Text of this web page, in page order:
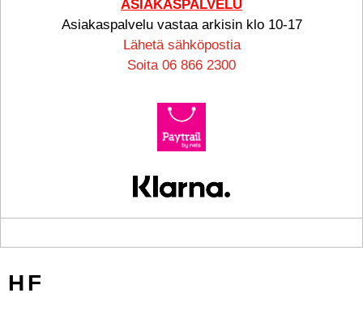
ASIAKASPALVELU
Asiakaspalvelu vastaa arkisin klo 10-17
Lähetä sähköpostia
Soita 06 866 2300
HF